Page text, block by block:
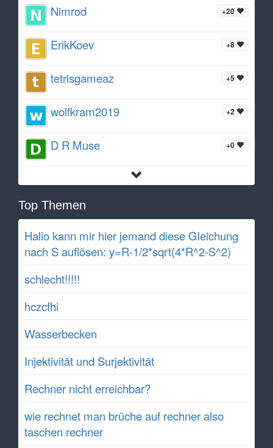
+20
Nimrod
+8
ErikKoev
+5
tetrisgameaz
+2
wolfkram2019
+0
D R Muse
Top Themen
Hallo kann mir hier jemand diese Gleichung
nach S auflösen: y=R-1/2*sqrt(4*R^2-S^2)
schlecht!!!!!
hczcfhi
Wasserbecken
Injektivität und Surjektivität
Rechner nicht erreichbar?
wie rechnet man brüche auf rechner also
taschen rechner